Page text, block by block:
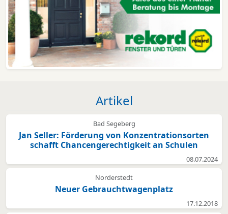
Artikel
Bad Segeberg
Jan Seller: Förderung von Konzentrationsorten
schafft Chancengerechtigkeit an Schulen
08.07.2024
Norderstedt
Neuer Gebrauchtwagenplatz
17.12.2018